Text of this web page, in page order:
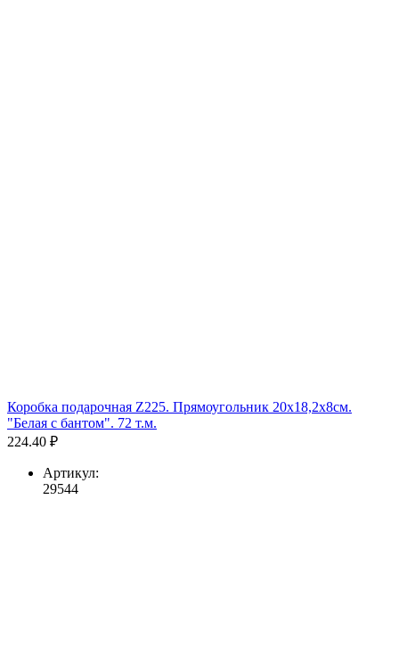
Коробка подарочная Z225. Прямоугольник 20х18,2х8см.
"Белая с бантом". 72 т.м.
224.40 ₽
Артикул:
29544